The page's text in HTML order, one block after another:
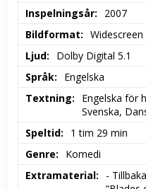
Inspelningsår
2007
Bildformat
Ljud
Dolby Digital 5.1
Språk
Engelska
Textning
Engelska för
Svenska,
Speltid
1 tim 29 min
Genre
Komedi
Extramaterial
-